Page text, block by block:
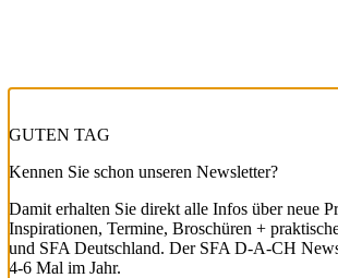
GUTEN TAG
Kennen Sie schon unseren Newsletter?
Damit erhalten Sie direkt alle Infos über neue
Inspirationen, Termine, Broschüren +
und SFA Deutschland. Der SFA D-A-CH
4-6 Mal im Jahr.